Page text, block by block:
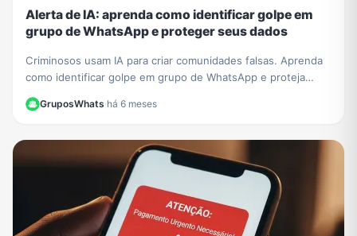
Alerta de IA: aprenda como identificar golpe em
grupo de WhatsApp e proteger seus dados
Criminosos usam IA para criar comunidades falsas. Aprenda
como identificar golpe em grupo de WhatsApp e proteja
GruposWhats·há 6 meses